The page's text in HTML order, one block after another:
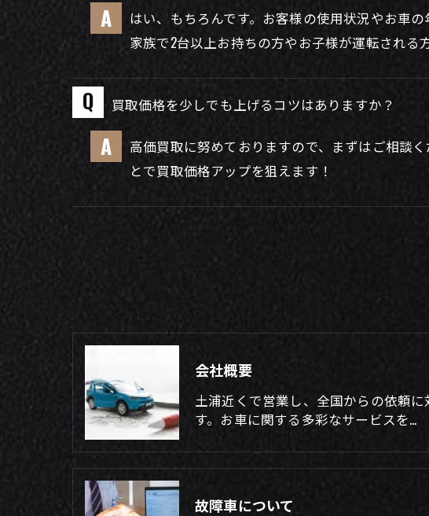
はい、もちろんです。お客様の使用状況やお車
家族で2台以上お持ちの方やお子様が運転される
買取価格を少しでも上げるコツはありますか？
高価買取に努めておりますので、まずはご相談
とで買取価格アップを狙えます！
会社概要
土浦近くで営業し、全国からの依頼に
す。お車に関する多彩なサービスを…
故障車について